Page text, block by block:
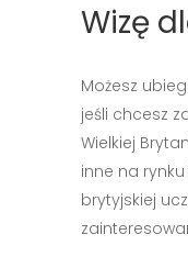
Wizę
Możesz
jeśli chcesz
Wielkiej
inne na
brytyjskiej